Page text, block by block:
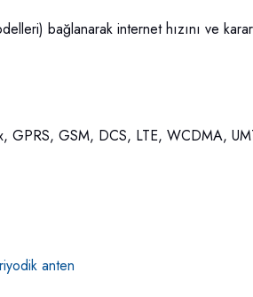
bağlanarak internet hızını ve
GSM, DCS, LTE, WCDMA,
anten